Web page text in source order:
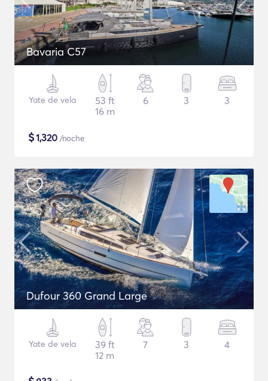
Bavaria C57
Yate de vela
53 ft
16 m
6 3 3
$1,320 /noche
Dufour 360 Grand Large
Yate de vela
39 ft
12 m
7 3 4